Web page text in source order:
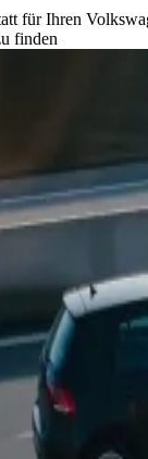
für Ihren
finden